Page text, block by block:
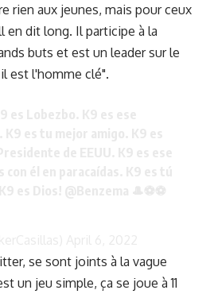
rien aux jeunes, mais pour ceux
en dit long. Il participe à la
buts et est un leader sur le
est l'homme clé".
se sont joints à la vague
un jeu simple, ça se joue à 11